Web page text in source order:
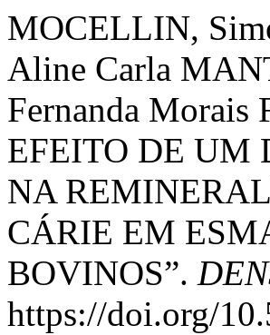
MOCELLIN,
Aline Carla
Fernanda
EFEITO DE UM
NA
CÁRIE EM
BOVINOS”.
https://doi.org/